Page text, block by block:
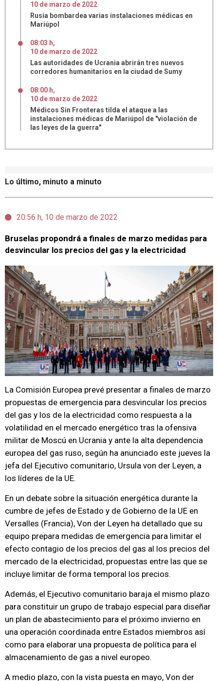
Lo último, minuto a minuto
20:56 h, 10 de marzo de 2022
Bruselas propondrá a finales de marzo medidas para
desvincular los precios del gas y la electricidad
La Comisión Europea prevé presentar a finales de marzo
propuestas de emergencia para desvincular los precios
del gas y los de la electricidad como respuesta a la
volatilidad en el mercado energético tras la ofensiva
militar de Moscú en Ucrania y ante la alta dependencia
europea del gas ruso, según ha anunciado este jueves la
jefa del Ejecutivo comunitario, Ursula von der Leyen, a
los líderes de la UE.
En un debate sobre la situación energética durante la
cumbre de jefes de Estado y de Gobierno de la UE en
Versalles (Francia), Von der Leyen ha detallado que su
equipo prepara medidas de emergencia para limitar el
efecto contagio de los precios del gas al los precios del
mercado de la electricidad, propuestas entre las que se
incluye limitar de forma temporal los precios.
Además, el Ejecutivo comunitario baraja el mismo plazo
para constituir un grupo de trabajo especial para diseñar
un plan de abastecimiento para el próximo invierno en
una operación coordinada entre Estados miembros así
como para elaborar una propuesta de política para el
almacenamiento de gas a nivel europeo.
A medio plazo, con la vista puesta en mayo, Von der
10 de marzo de 2022
Rusia bombardea varias instalaciones médicas en
Mariúpol
08:03 h,
10 de marzo de 2022
Las autoridades de Ucrania abrirán tres nuevos
corredores humanitarios en la ciudad de Sumy
08:00 h,
10 de marzo de 2022
Médicos Sin Fronteras tilda el ataque a las
instalaciones médicas de Mariúpol de "violación de
las leyes de la guerra"